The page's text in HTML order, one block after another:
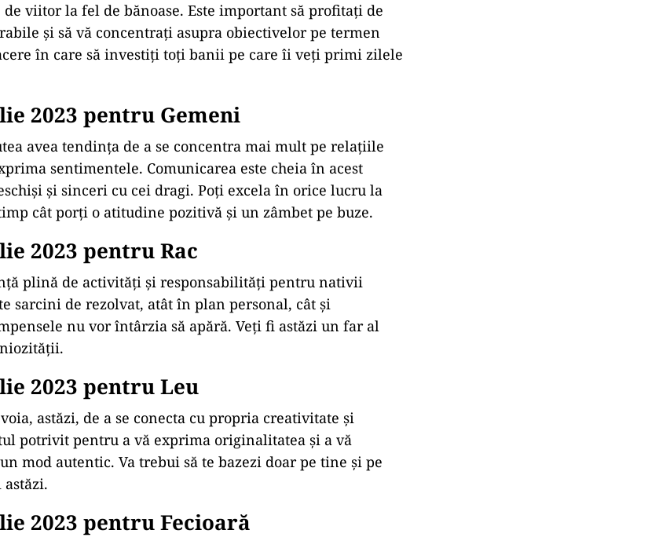
viitor la fel de bănoase. Este important să profitați de
și să vă concentrați asupra obiectivelor pe termen
în care să investiți toți banii pe care îi veți primi zilele
2023 pentru Gemeni
avea tendința de a se concentra mai mult pe relațiile
sentimentele. Comunicarea este cheia în acest
și sinceri cu cei dragi. Poți excela în orice lucru la
cât porți o atitudine pozitivă și un zâmbet pe buze.
2023 pentru Rac
plină de activități și responsabilități pentru nativii
sarcini de rezolvat, atât în plan personal, cât și
nu vor întârzia să apără. Veți fi astăzi un far al
2023 pentru Leu
astăzi, de a se conecta cu propria creativitate și
potrivit pentru a vă exprima originalitatea și a vă
mod autentic. Va trebui să te bazezi doar pe tine și pe
2023 pentru Fecioară